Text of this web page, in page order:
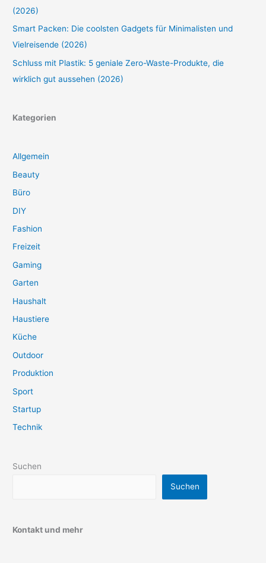
(2026)
Smart Packen: Die coolsten Gadgets für Minimalisten und
Vielreisende (2026)
Schluss mit Plastik: 5 geniale Zero-Waste-Produkte, die
wirklich gut aussehen (2026)
Kategorien
Allgemein
Beauty
Büro
DIY
Fashion
Freizeit
Gaming
Garten
Haushalt
Haustiere
Küche
Outdoor
Produktion
Sport
Startup
Technik
Suchen
Suchen
Kontakt und mehr